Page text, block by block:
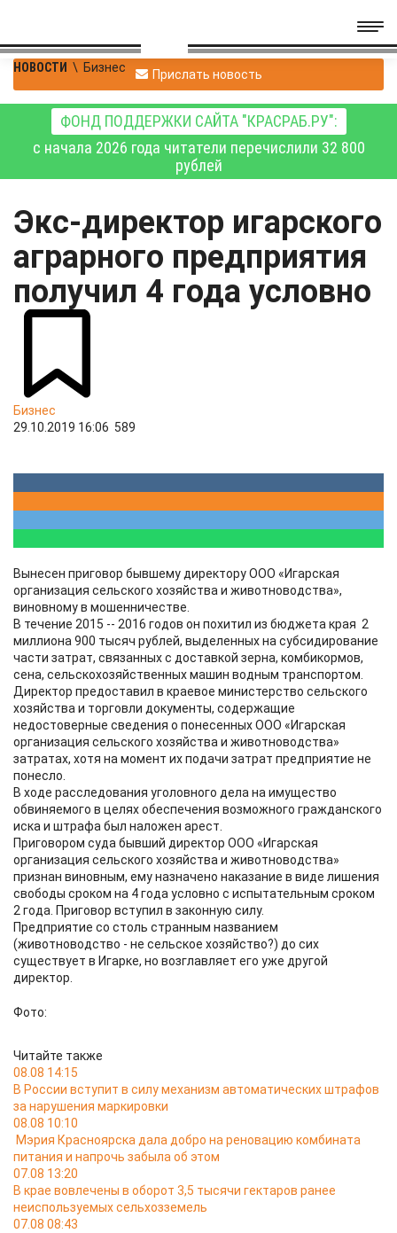
НОВОСТИ \ Бизнес Прислать новость
ФОНД ПОДДЕРЖКИ САЙТА "КРАСРАБ.РУ":
с начала 2026 года читатели перечислили 32 800
рублей
Экс-директор игарского
аграрного предприятия
получил 4 года условно
Бизнес
29.10.2019 16:06 589
Вынесен приговор бывшему директору ООО «Игарская
организация сельского хозяйства и животноводства»,
виновному в мошенничестве.
В течение 2015 -- 2016 годов он похитил из бюджета края 2
миллиона 900 тысяч рублей, выделенных на субсидирование
части затрат, связанных с доставкой зерна, комбикормов,
сена, сельскохозяйственных машин водным транспортом.
Директор предоставил в краевое министерство сельского
хозяйства и торговли документы, содержащие
недостоверные сведения о понесенных ООО «Игарская
организация сельского хозяйства и животноводства»
затратах, хотя на момент их подачи затрат предприятие не
понесло.
В ходе расследования уголовного дела на имущество
обвиняемого в целях обеспечения возможного гражданского
иска и штрафа был наложен арест.
Приговором суда бывший директор ООО «Игарская
организация сельского хозяйства и животноводства»
признан виновным, ему назначено наказание в виде лишения
свободы сроком на 4 года условно с испытательным сроком
2 года. Приговор вступил в законную силу.
Предприятие со столь странным названием
(животноводство - не сельское хозяйство?) до сих
существует в Игарке, но возглавляет его уже другой
директор.
Фото:
Читайте также
08.08 14:15
В России вступит в силу механизм автоматических штрафов
за нарушения маркировки
08.08 10:10
Мэрия Красноярска дала добро на реновацию комбината
питания и напрочь забыла об этом
07.08 13:20
В крае вовлечены в оборот 3,5 тысячи гектаров ранее
неиспользуемых сельхозземель
07.08 08:43